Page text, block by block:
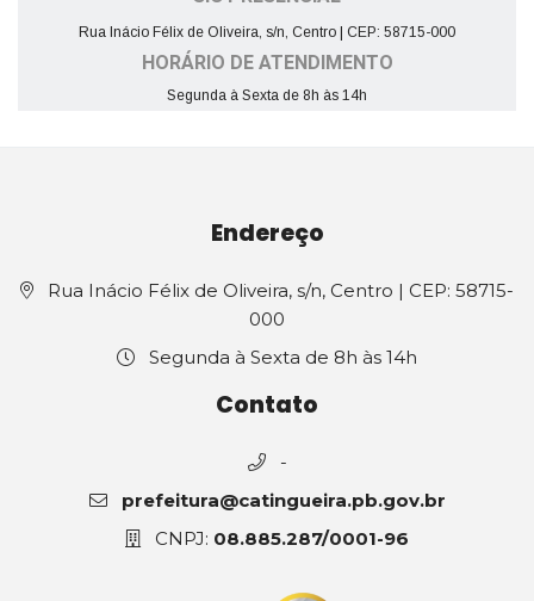
Rua Inácio Félix de Oliveira, s/n, Centro | CEP: 58715-000
HORÁRIO DE ATENDIMENTO
Segunda à Sexta de 8h às 14h
Endereço
Rua Inácio Félix de Oliveira, s/n, Centro | CEP: 58715-
000
Segunda à Sexta de 8h às 14h
Contato
-
prefeitura@catingueira.pb.gov.br
CNPJ: 08.885.287/0001-96